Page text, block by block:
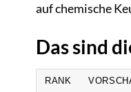
auf chemische
Das sind
RANK